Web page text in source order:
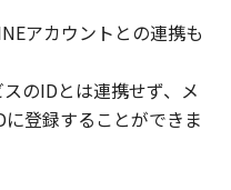
アカウントとの連携も
のIDとは連携せず、メ
登録することができま